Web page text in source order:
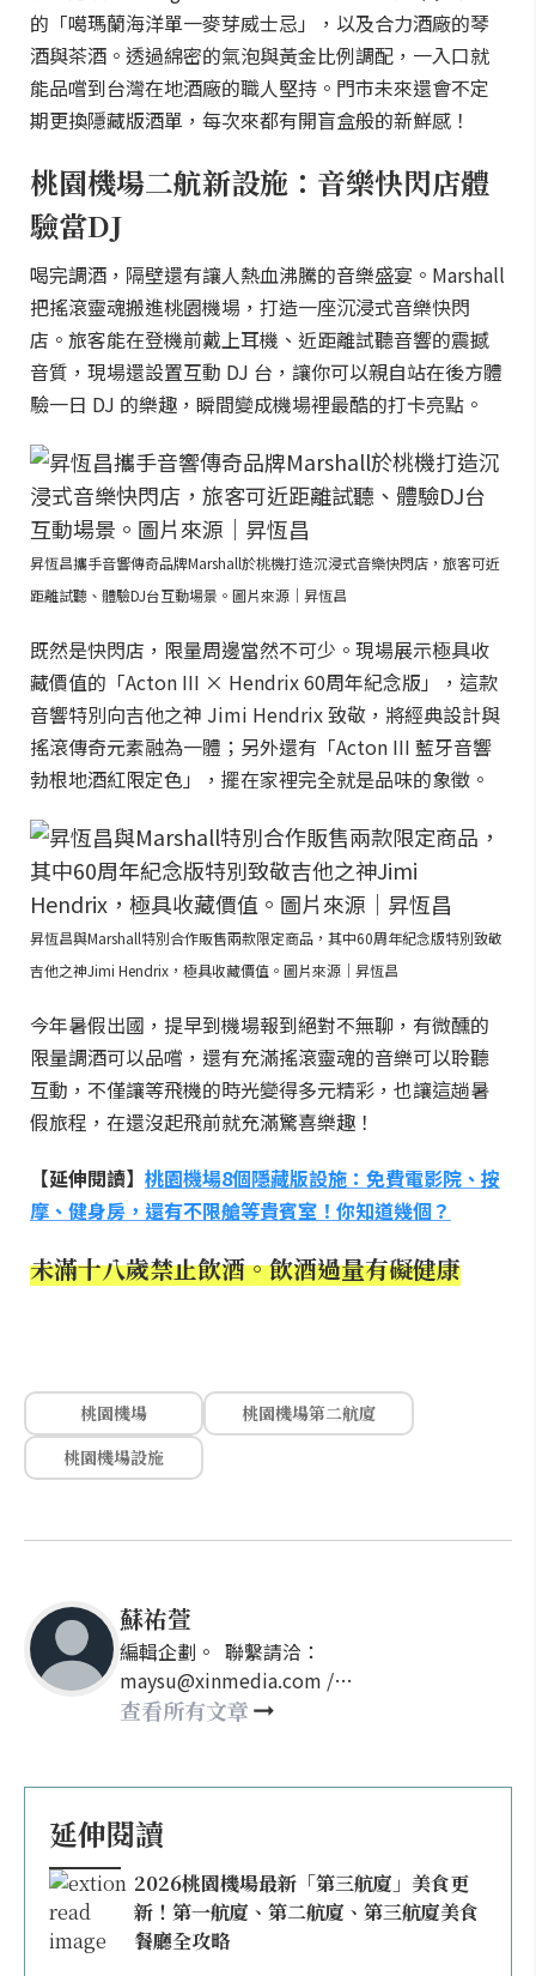
的「噶瑪蘭海洋單一麥芽威士忌」，以及合力酒廠的琴
酒與茶酒。透過綿密的氣泡與黃金比例調配，一入口就
能品嚐到台灣在地酒廠的職人堅持。門市未來還會不定
期更換隱藏版酒單，每次來都有開盲盒般的新鮮感！
桃園機場二航新設施：音樂快閃店體
驗當DJ
喝完調酒，隔壁還有讓人熱血沸騰的音樂盛宴。Marshall
把搖滾靈魂搬進桃園機場，打造一座沉浸式音樂快閃
店。旅客能在登機前戴上耳機、近距離試聽音響的震撼
音質，現場還設置互動 DJ 台，讓你可以親自站在後方體
驗一日 DJ 的樂趣，瞬間變成機場裡最酷的打卡亮點。
昇恆昌攜手音響傳奇品牌Marshall於桃機打造沉浸式音樂快閃店，旅客可近
距離試聽、體驗DJ台互動場景。圖片來源｜昇恆昌
既然是快閃店，限量周邊當然不可少。現場展示極具收
藏價值的「Acton III × Hendrix 60周年紀念版」，這款
音響特別向吉他之神 Jimi Hendrix 致敬，將經典設計與
搖滾傳奇元素融為一體；另外還有「Acton III 藍牙音響
勃根地酒紅限定色」，擺在家裡完全就是品味的象徵。
昇恆昌與Marshall特別合作販售兩款限定商品，其中60周年紀念版特別致敬
吉他之神Jimi Hendrix，極具收藏價值。圖片來源｜昇恆昌
今年暑假出國，提早到機場報到絕對不無聊，有微醺的
限量調酒可以品嚐，還有充滿搖滾靈魂的音樂可以聆聽
互動，不僅讓等飛機的時光變得多元精彩，也讓這趟暑
假旅程，在還沒起飛前就充滿驚喜樂趣！
【延伸閱讀】 桃園機場8個隱藏版設施：免費電影院、按
摩、健身房，還有不限艙等貴賓室！你知道幾個？
未滿十八歲禁止飲酒。飲酒過量有礙健康
桃園機場
桃園機場第二航廈
桃園機場設施
蘇祐萱
編輯企劃。 聯繫請洽：
maysu@xinmedia.com /
may860527@gmail.com
查看所有文章
延伸閱讀
2026桃園機場最新「第三航廈」美食更
新！第一航廈、第二航廈、第三航廈美食
餐廳全攻略